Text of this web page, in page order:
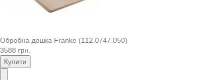
Обробна дошка Franke (112.0747.050)
3588 грн.
Купити